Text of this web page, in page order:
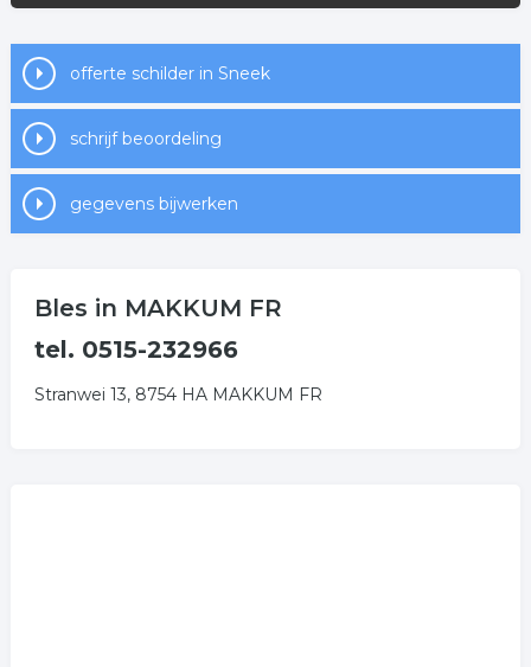
offerte schilder in Sneek
schrijf beoordeling
gegevens bijwerken
Bles in MAKKUM FR
tel. 0515-232966
Stranwei 13, 8754 HA MAKKUM FR